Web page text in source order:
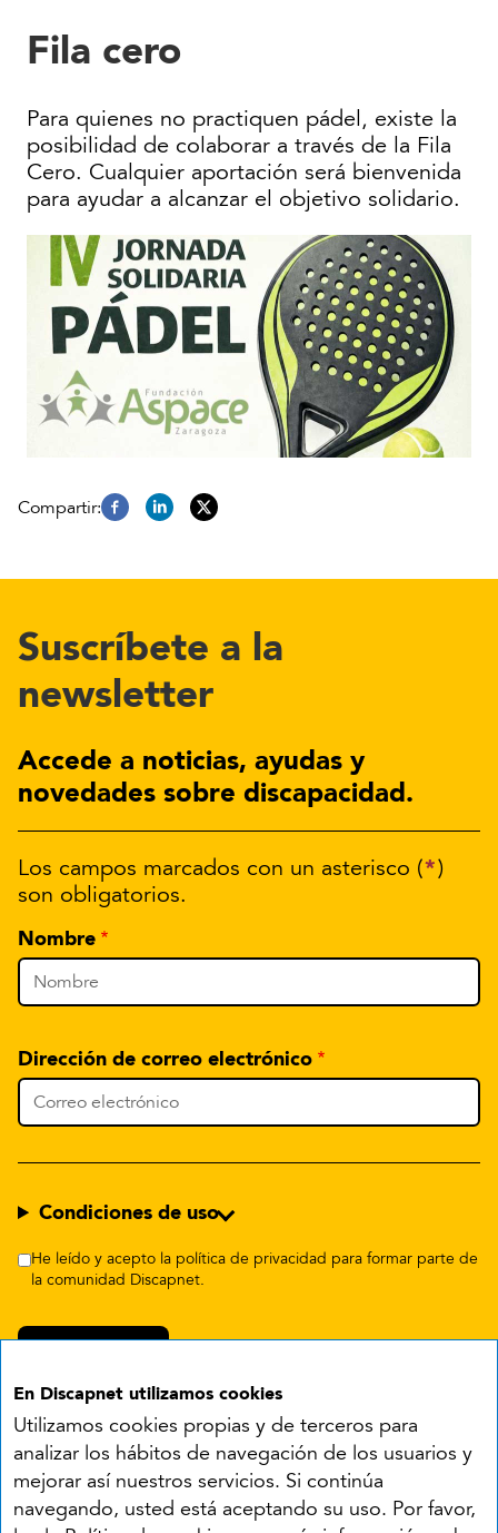
En Discapnet utilizamos cookies
Utilizamos cookies propias y de terceros para
analizar los hábitos de navegación de los usuarios y
mejorar así nuestros servicios. Si continúa
navegando, usted está aceptando su uso. Por favor,
Fila cero
Para quienes no practiquen pádel, existe la
posibilidad de colaborar a través de la Fila
Cero. Cualquier aportación será bienvenida
para ayudar a alcanzar el objetivo solidario.
Suscríbete a la
newsletter
Accede a noticias, ayudas y
novedades sobre discapacidad.
Los campos marcados con un asterisco (*)
son obligatorios.
Nombre
Dirección de correo electrónico
Condiciones de uso
He leído y acepto la política de privacidad para formar parte de
la comunidad Discapnet.
Síguenos en: